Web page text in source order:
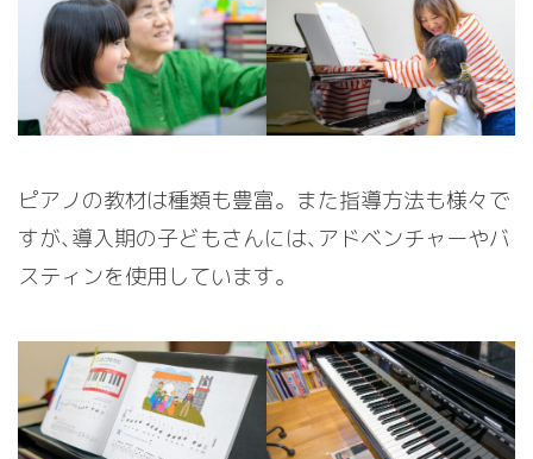
ピアノの教材は種類も豊富。また指導方法も様々で
すが､導入期の子どもさんには､アドベンチャーやバ
スティンを使用しています。